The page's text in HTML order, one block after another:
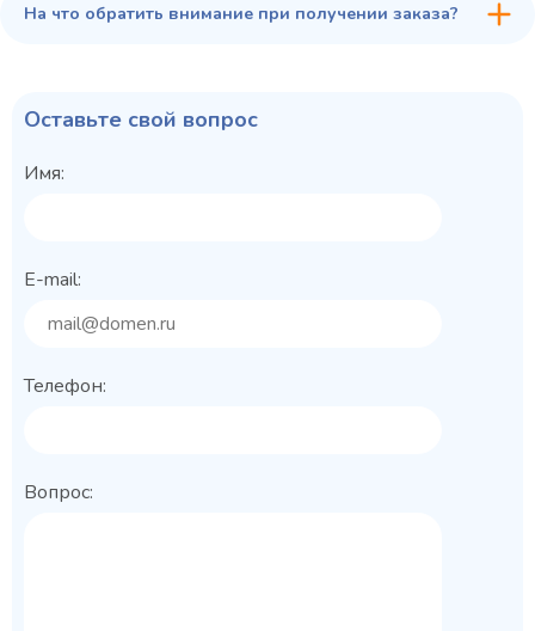
На что обратить внимание при получении заказа?
Оставьте свой вопрос
Имя:
E-mail:
Телефон:
Вопрос: